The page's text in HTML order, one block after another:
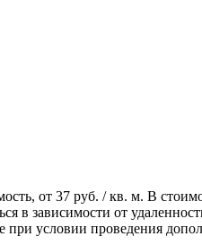
от 37 руб. /кв. м. В
в зависимости от
при условии проведения